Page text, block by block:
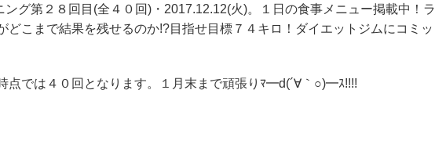
グ第２８回目(全４０回)・2017.12.12(火)。１日の食事メニュー掲載中！ラ
どこまで結果を残せるのか!?目指せ目標７４キロ！ダイエットジムにコミッ
点では４０回となります。１月末まで頑張りﾏ━d(´∀｀○)━ｽ!!!!